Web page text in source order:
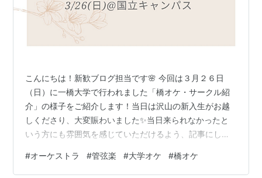
こんにちは！新歓ブログ担当です🌸 今回は３月２６日
（日）に一橋大学で行われました「橋オケ・サークル紹
介」の様子をご紹介します！当日は沢山の新入生がお越
しくださり、大変賑わいました✨当日来られなかったと
いう方にも雰囲気を感じていただけるよう、記事にしま
場の入り口です👇 サークル紹介では、楽器やセクション
ごとに小さいグループに分かれ、橋オケの普段の練習や
#オーケストラ #管弦楽 #大学オケ #橋オケ